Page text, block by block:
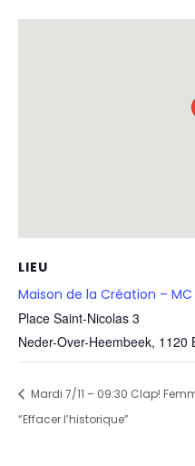
LIEU
Maison de la Création – MC
Place Saint-Nicolas 3
Neder-Over-Heembeek, 1120
Mardi 7/11 – 09:30 Clap!
“Effacer l’historique”